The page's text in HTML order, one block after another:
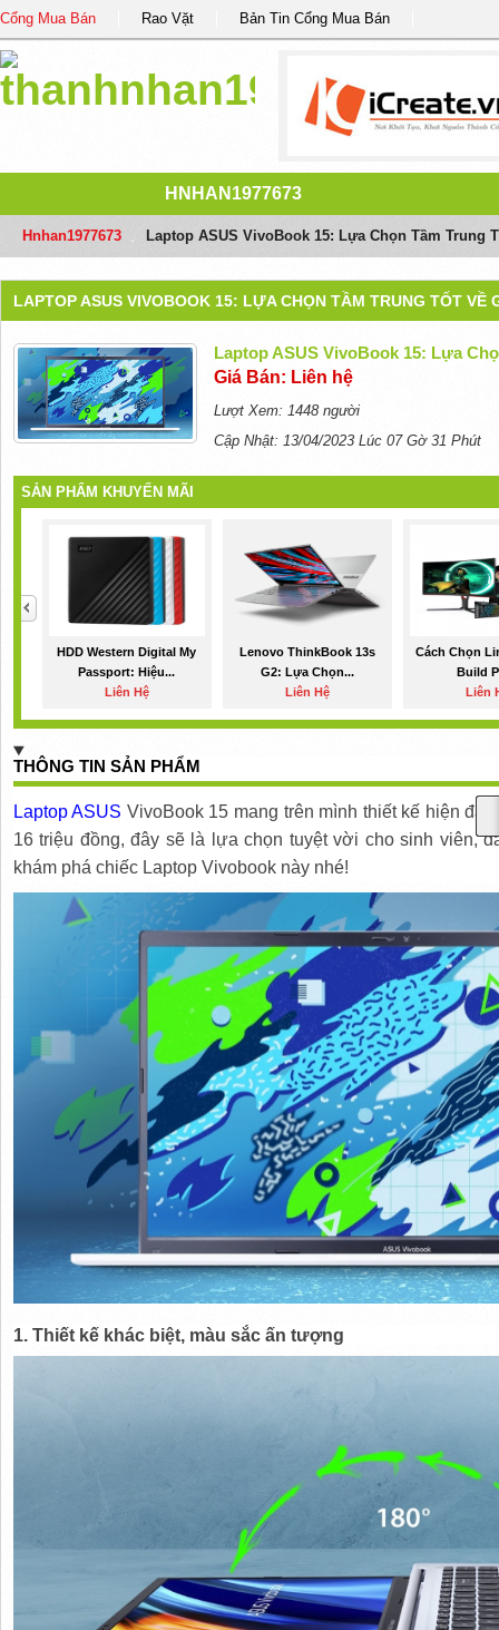
Cổng Mua Bán Rao Vặt Bản Tin Cổng Mua Bán
HNHAN1977673
Hnhan1977673 Laptop ASUS VivoBook 15: Lựa Chọn Tầm Trung
LAPTOP ASUS VIVOBOOK 15: LỰA CHỌN TẦM TRUNG TỐT VỀ
Laptop ASUS VivoBook 15: Lựa
Giá Bán: Liên hệ
Lượt Xem: 1448 người
Cập Nhật: 13/04/2023 Lúc 07 Gờ 31 Phút
SẢN PHẨM KHUYẾN MÃI
HDD Western Digital My
Passport: Hiệu...
Liên Hệ
Lenovo ThinkBook 13s
G2: Lựa Chọn...
Liên Hệ
Cách Chọn
Build
Liên
THÔNG TIN SẢN PHẨM
Laptop ASUS VivoBook 15 mang trên mình thiết kế hiện
16 triệu đồng, đây sẽ là lựa chọn tuyệt vời cho sinh viên,
khám phá chiếc Laptop Vivobook này nhé!
1. Thiết kế khác biệt, màu sắc ấn tượng